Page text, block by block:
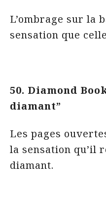
L’ombrage sur la
sensation que
50. Diamond
diamant”
Les pages
la sensation qu’il
diamant.